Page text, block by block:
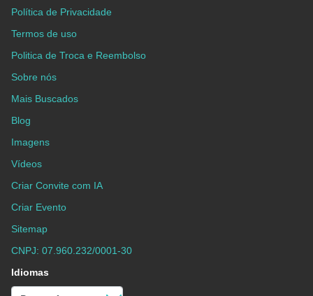
Política de Privacidade
Termos de uso
Politica de Troca e Reembolso
Sobre nós
Mais Buscados
Blog
Imagens
Vídeos
Criar Convite com IA
Criar Evento
Sitemap
CNPJ: 07.960.232/0001-30
Idiomas